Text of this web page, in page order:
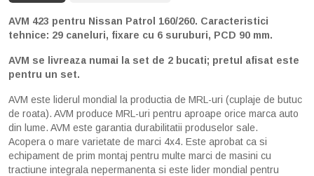
AVM 423 pentru Nissan Patrol 160/260. Caracteristici
tehnice: 29 caneluri, fixare cu 6 suruburi, PCD 90 mm.
AVM se livreaza numai la set de 2 bucati; pretul afisat este
pentru un set.
AVM este liderul mondial la productia de MRL-uri (cuplaje de butuc
de roata). AVM produce MRL-uri pentru aproape orice marca auto
din lume. AVM este garantia durabilitatii produselor sale.
Acopera o mare varietate de marci 4x4. Este aprobat ca si
echipament de prim montaj pentru multe marci de masini cu
tractiune integrala nepermanenta si este lider mondial pentru